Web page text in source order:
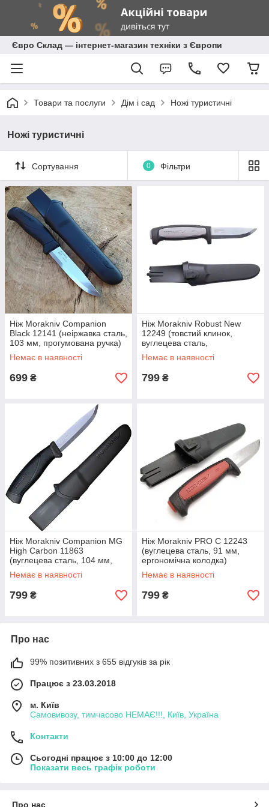
Євро Склад — інтернет-магазин техніки з Європи
Товари та послуги Дім і сад Ножі туристичні
Ножі туристичні
Сортування 0 Фільтри
Ніж Morakniv Companion
Black 12141 (неіржавка сталь,
103 мм, прогумована ручка)
Немає в наявності
699 ₴
Ніж Morakniv Robust New
12249 (товстий клинок,
вуглецева сталь,
прогумована колодка)
Немає в наявності
799 ₴
Ніж Morakniv Companion MG
High Carbon 11863
(вуглецева сталь, 104 мм,
прогумована ручка)
Немає в наявності
799 ₴
Ніж Morakniv PRO C 12243
(вуглецева сталь, 91 мм,
ергономічна колодка)
Немає в наявності
799 ₴
Про нас
99% позитивних з 655 відгуків за рік
Працює з 23.03.2018
м. Київ
Самовивозу, тимчасово НЕМАЄ!!!, Київ, Україна
Контакти
Сьогодні працює з 10:00 до 12:00
Показати весь графік роботи
Про нас